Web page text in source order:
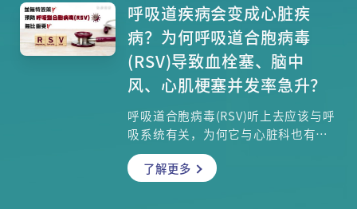
病童本身及其家人也是治疗团队的一
分子，各成员如何装备自己一起战胜
病魔？
呼吸道疾病会变成心脏疾
病？为何呼吸道合胞病毒
(RSV)导致血栓塞、脑中
风、心肌梗塞并发率急升？
呼吸道合胞病毒(RSV)听上去应该与呼
吸系统有关，为何它与心脏科也有极
大关系？为何那么多人感染后延误病
情，结果引发很严重的并发症，甚至
了解更多